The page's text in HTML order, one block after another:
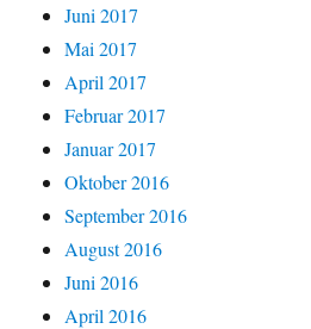
Juni 2017
Mai 2017
April 2017
Februar 2017
Januar 2017
Oktober 2016
September 2016
August 2016
Juni 2016
April 2016